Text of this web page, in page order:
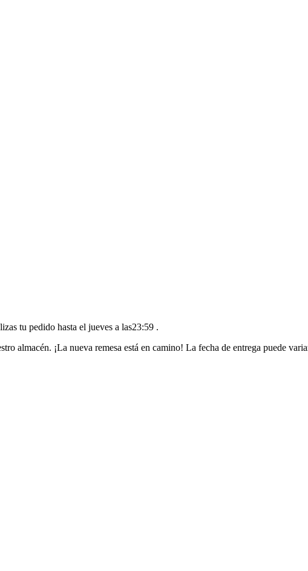
tu pedido hasta el jueves a las23:59 .
almacén. ¡La nueva remesa está en camino! La fecha de entrega puede